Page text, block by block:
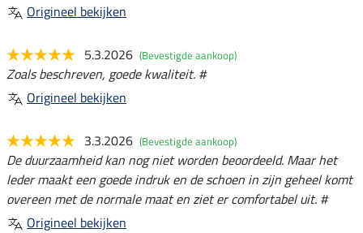
Origineel bekijken
5.3.2026 (Bevestigde aankoop)
Zoals beschreven, goede kwaliteit. #
Origineel bekijken
3.3.2026 (Bevestigde aankoop)
De duurzaamheid kan nog niet worden beoordeeld. Maar het
leder maakt een goede indruk en de schoen in zijn geheel komt
overeen met de normale maat en ziet er comfortabel uit. #
Origineel bekijken